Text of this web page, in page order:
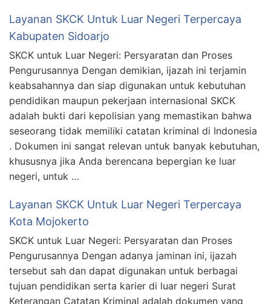
Layanan SKCK Untuk Luar Negeri Terpercaya
Kabupaten Sidoarjo
SKCK untuk Luar Negeri: Persyaratan dan Proses
Pengurusannya Dengan demikian, ijazah ini terjamin
keabsahannya dan siap digunakan untuk kebutuhan
pendidikan maupun pekerjaan internasional SKCK
adalah bukti dari kepolisian yang memastikan bahwa
seseorang tidak memiliki catatan kriminal di Indonesia
. Dokumen ini sangat relevan untuk banyak kebutuhan,
khususnya jika Anda berencana bepergian ke luar
negeri, untuk …
Layanan SKCK Untuk Luar Negeri Terpercaya
Kota Mojokerto
SKCK untuk Luar Negeri: Persyaratan dan Proses
Pengurusannya Dengan adanya jaminan ini, ijazah
tersebut sah dan dapat digunakan untuk berbagai
tujuan pendidikan serta karier di luar negeri Surat
Keterangan Catatan Kriminal adalah dokumen yang